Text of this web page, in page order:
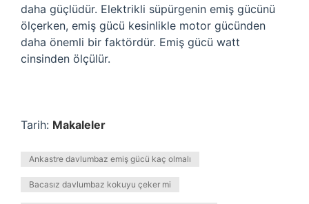
daha güçlüdür. Elektrikli süpürgenin emiş gücünü
ölçerken, emiş gücü kesinlikle motor gücünden
daha önemli bir faktördür. Emiş gücü watt
cinsinden ölçülür.
Tarih: Makaleler
Ankastre davlumbaz emiş gücü kaç olmalı
Bacasız davlumbaz kokuyu çeker mi